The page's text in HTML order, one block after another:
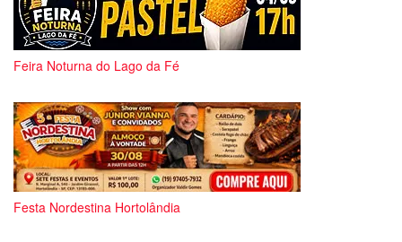
Feira Noturna do Lago da Fé
Festa Nordestina Hortolândia